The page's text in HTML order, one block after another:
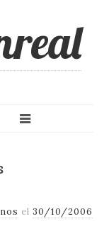
el 30/10/2006